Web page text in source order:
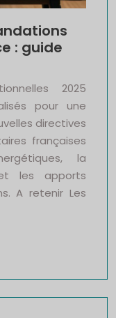
: guide
2025
pour une
directives
françaises
la
les apports
A retenir Les